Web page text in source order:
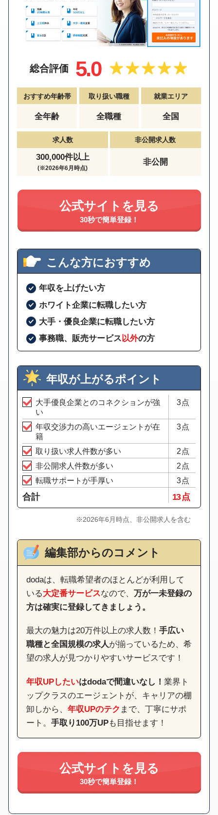
総合評価 5.0
おすすめ年齢帯
全年齢
取り扱い職種
全職種
就業エリア
全国
求人数
300,000件以上
(※2026年6月時点)
非公開求人数
非公開
公式サイトを見る
30秒で簡単登録！
こんな方におすすめ
年収を上げたい方
ホワイト企業に転職したい方
大手・優良企業に転職したい方
事務職、販売サービス以外の方
年収が上がるポイント
大手優良企業とのコネクションが強
い
3点
年収交渉力の高いエージェントが在
籍
3点
取り扱い求人件数が多い
2点
非公開求人件数が多い
2点
転職サポートが手厚い
3点
合計 13 点
※2026年6月時点、非公開求人を含む
編集部からのコメント
dodaは、転職希望者のほとんどが利用して
いる大定番サービスなので、 万が一未登録の
方は確実に登録してきましょう。
最大の魅力は20万件以上の求人数！ 手広い
職種と全国規模の求人が揃っているため、希
望の求人が見つかりやすいサービスです！
年収UPしたいはdodaで間違いなし！ 業界ト
ップクラスのエージェントが、キャリアの棚
卸しから、 年収UPのテク まで、丁寧にサポ
ート。 手取り100万UPも目指せます！
公式サイトを見る
30秒で簡単登録！